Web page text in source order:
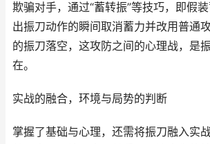
欺骗对手，通过“蓄转振”等技巧，即假
出振刀动作的瞬间取消蓄力并改用普通
的振刀落空，这攻防之间的心理战，是
在。
实战的融合，环境与局势的判断
掌握了基础与心理，还需将振刀融入实